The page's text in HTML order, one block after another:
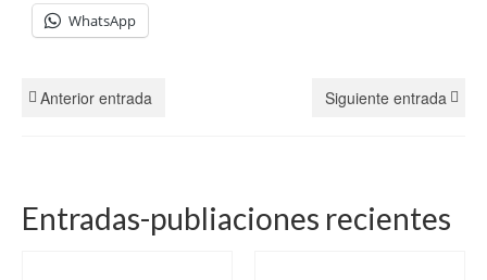
WhatsApp
Anterior entrada Siguiente entrada
Entradas-publiaciones recientes